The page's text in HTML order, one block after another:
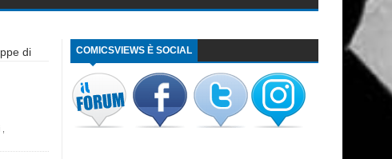
di
,
COMICSVIEWS È SOCIAL